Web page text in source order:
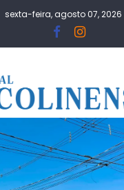
sexta-feira, agosto 07, 2026